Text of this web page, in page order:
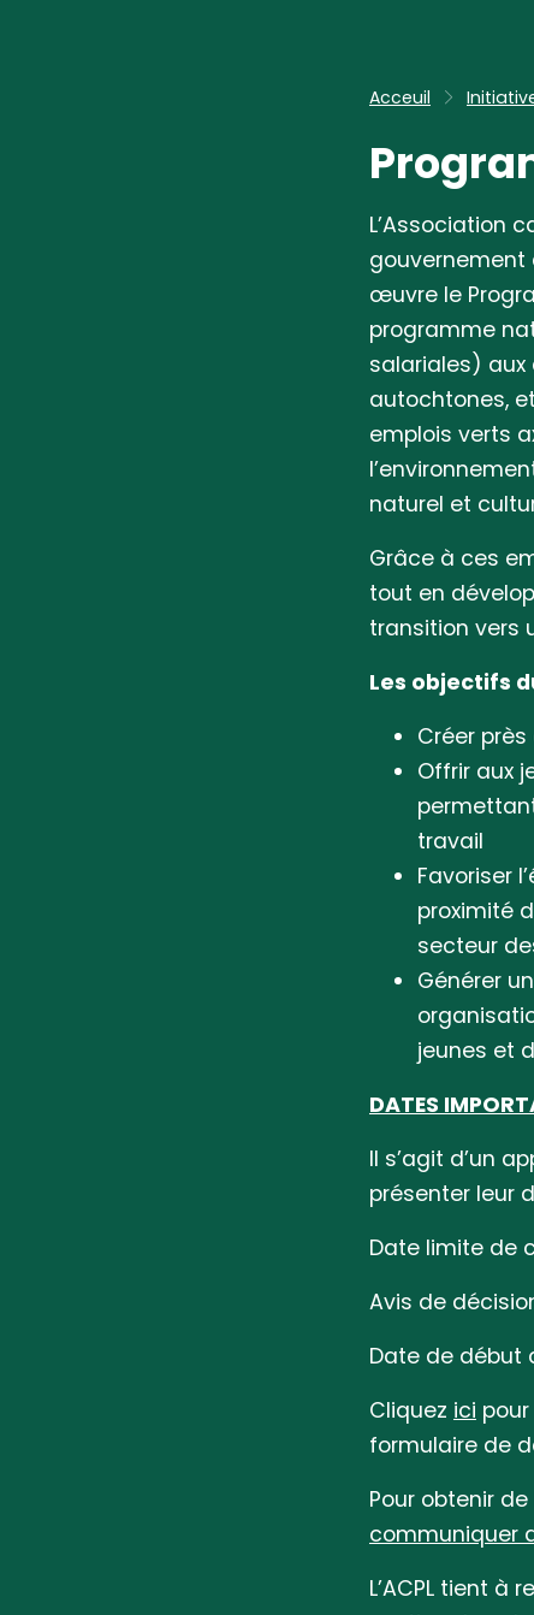
Acceuil
L’Association
gouvernement
œuvre le
programme
salariales)
autochtones,
emplois verts
naturel et
Grâce à ces
tout en
transition vers
Les objectifs
Créer
Offrir aux
travail
Favoriser
proximité
secteur
Générer
jeunes et
DATES
Il s’agit d’un
présenter leur
Date limite de
Avis de
Date de début
Cliquez ici
formulaire de
Pour obtenir
communiquer
L’ACPL tient